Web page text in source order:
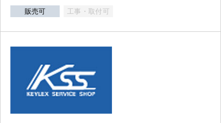
販売可 工事・取付可